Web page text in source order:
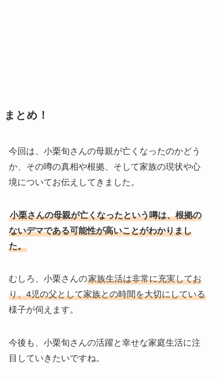
まとめ！
今回は、小栗旬さんの母親が亡くなったのかどう
か、その噂の真相や根拠、そして家族の現状や心
境についてお伝えしてきました。
小栗さんの母親が亡くなったという噂は、根拠の
ないデマである可能性が高いことがわかりまし
た。
むしろ、小栗さんの家族生活は非常に充実してお
り、4児の父として家族との時間を大切にしている
様子が伺えます。
今後も、小栗旬さんの活躍と幸せな家庭生活に注
目していきたいですね。